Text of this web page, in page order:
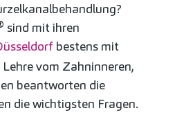
sind mit ihren
bestens mit
Lehre vom Zahninneren,
beantworten die
die wichtigsten Fragen.